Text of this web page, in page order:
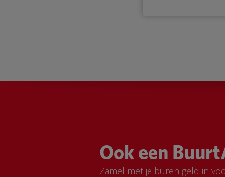
Ook een
Zamel met je buren geld in